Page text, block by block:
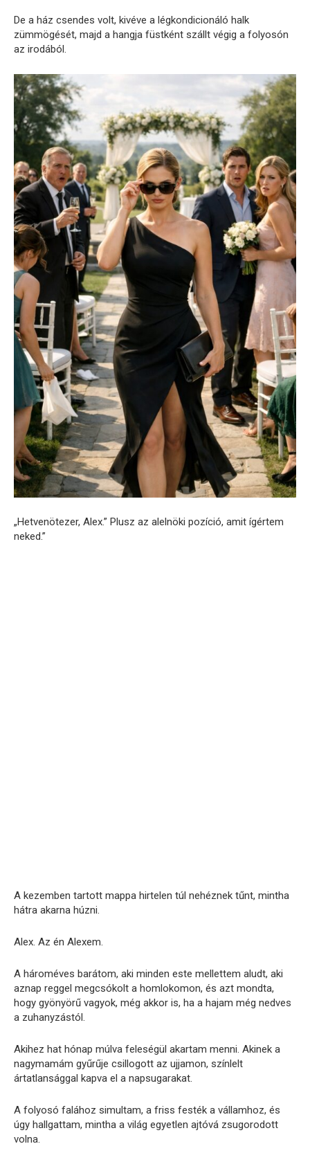
De a ház csendes volt, kivéve a légkondicionáló halk
zümmögését, majd a hangja füstként szállt végig a folyosón
az irodából.
„Hetvenötezer, Alex.” Plusz az alelnöki pozíció, amit ígértem
neked.”
A kezemben tartott mappa hirtelen túl nehéznek tűnt, mintha
hátra akarna húzni.
Alex. Az én Alexem.
A hároméves barátom, aki minden este mellettem aludt, aki
aznap reggel megcsókolt a homlokomon, és azt mondta,
hogy gyönyörű vagyok, még akkor is, ha a hajam még nedves
a zuhanyzástól.
Akihez hat hónap múlva feleségül akartam menni. Akinek a
nagymamám gyűrűje csillogott az ujjamon, színlelt
ártatlansággal kapva el a napsugarakat.
A folyosó falához simultam, a friss festék a vállamhoz, és
úgy hallgattam, mintha a világ egyetlen ajtóvá zsugorodott
volna.